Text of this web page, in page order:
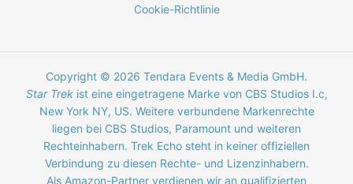
Cookie-Richtlinie
Copyright © 2026 Tendara Events & Media GmbH.
Star Trekist eine eingetragene Marke von CBS Studios I.c,
New York NY, US. Weitere verbundene Markenrechte
liegen bei CBS Studios, Paramount und weiteren
Rechteinhabern. Trek Echo steht in keiner offiziellen
Verbindung zu diesen Rechte- und Lizenzinhabern.
Als Amazon-Partner verdienen wir an qualifizierten